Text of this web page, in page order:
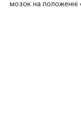
мозок на положенні